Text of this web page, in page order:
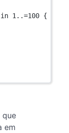
in 1 ..=100 {
que
em